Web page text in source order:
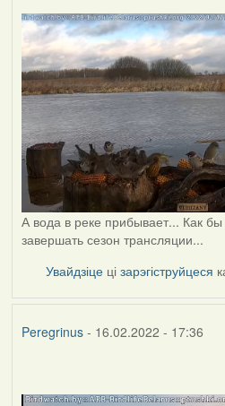
А вода в реке прибывает... Как
завершать сезон трансляции...
Увайдзіце цізарэгіструйцеся
Peregrinus- 16.02.2022 - 17:36